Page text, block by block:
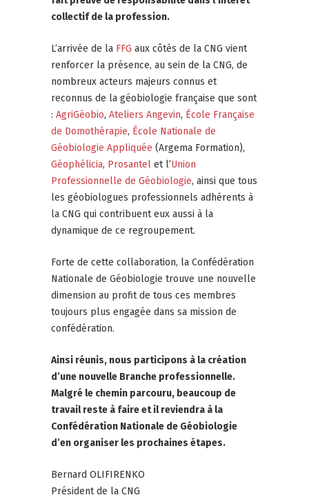
collectif de la profession.
L’arrivée de la FFG aux côtés de la CNG vient
renforcer la présence, au sein de la CNG, de
nombreux acteurs majeurs connus et
reconnus de la géobiologie française que sont
: AgriGéobio, Ateliers Angevin, École Française
de Domothérapie, École Nationale de
Géobiologie Appliquée (Argema Formation),
Géophélicia, Prosantel et l’Union
Professionnelle de Géobiologie, ainsi que tous
les géobiologues professionnels adhérents à
la CNG qui contribuent eux aussi à la
dynamique de ce regroupement.
Forte de cette collaboration, la Confédération
Nationale de Géobiologie trouve une nouvelle
dimension au profit de tous ces membres
toujours plus engagée dans sa mission de
confédération.
Ainsi réunis, nous participons à la création
d’une nouvelle Branche professionnelle.
Malgré le chemin parcouru, beaucoup de
travail reste à faire et il reviendra à la
Confédération Nationale de Géobiologie
d’en organiser les prochaines étapes.
Bernard OLIFIRENKO
Président de la CNG